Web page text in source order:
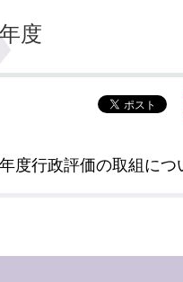
度
度行政評価の取組につ